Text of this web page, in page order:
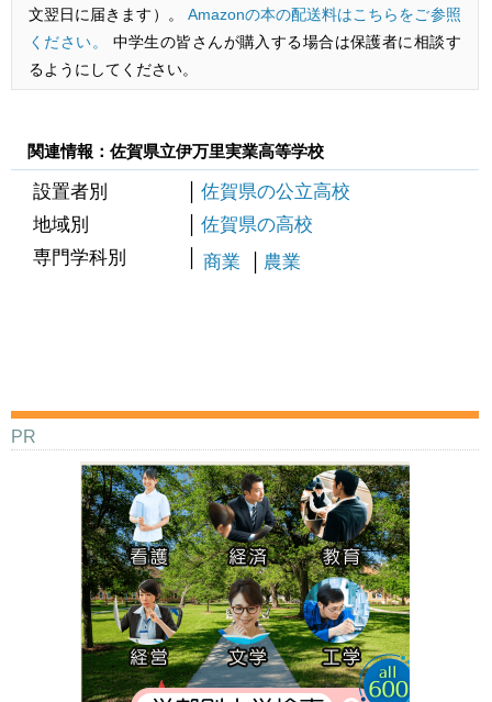
文翌日に届きます）。 Amazonの本の配送料はこちらをご参照
ください。
中学生の皆さんが購入する場合は保護者に相談す
るようにしてください。
関連情報：佐賀県立伊万里実業高等学校
設置者別
佐賀県の公立高校
地域別
佐賀県の高校
専門学科別
商業 農業
PR